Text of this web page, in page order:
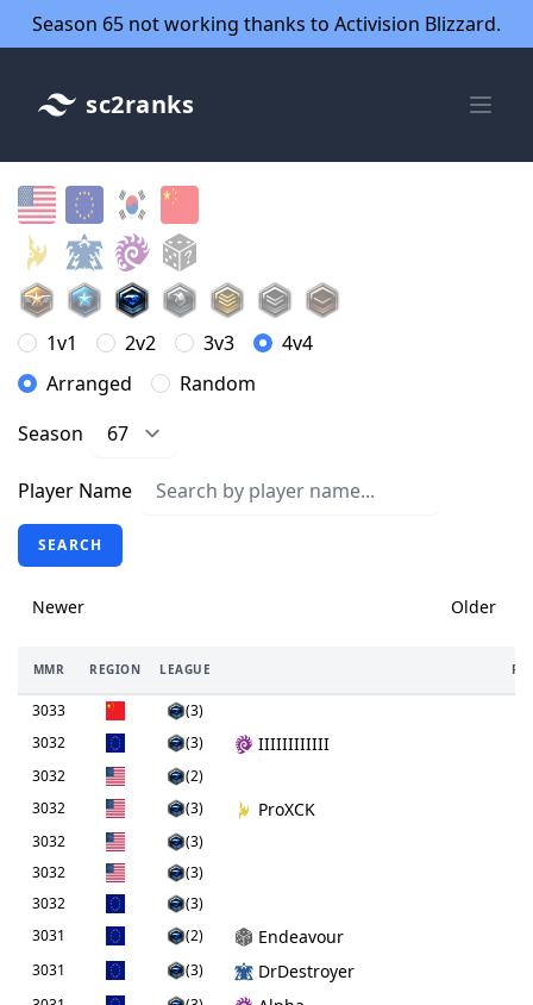
Season 65 not working thanks to Activision Blizzard.
sc2ranks
1v1 2v2 3v3
4v4
Arranged
Random
Season
Player Name
SEARCH
Newer Older
MMR REGION LEAGUE
3033
(3)
3032
(3) IIIIIIIIIIII
3032
(2)
3032
(3) ProXCK
3032
(3)
3032
(3)
3032
(3)
3031
(2) Endeavour
3031 (3) DrDestroyer